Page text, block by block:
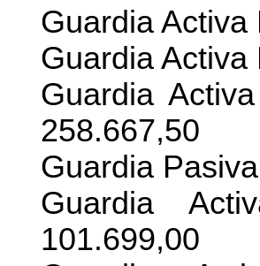
Guardia
Guardia
Guardia
258.667,50
Guardia
Guardia
101.699,00